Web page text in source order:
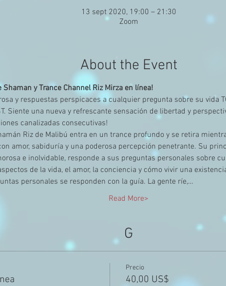
13 sept 2020, 19:00 – 21:30
Zoom
About the Event
Shaman y Trance Channel Riz Mirza en línea!
y respuestas perspicaces a cualquier pregunta sobre su vida
Siente una nueva y refrescante sensación de libertad y
canalizadas consecutivas!
Riz de Malibú entra en un trance profundo y se retira
amor, sabiduría y una poderosa percepción penetrante. Su
e inolvidable, responde a sus preguntas personales sobre
de la vida, el amor, la conciencia y cómo vivir una
personales se responden con la guía. La gente ríe,…
Read More>
G
Precio
40,00 US$